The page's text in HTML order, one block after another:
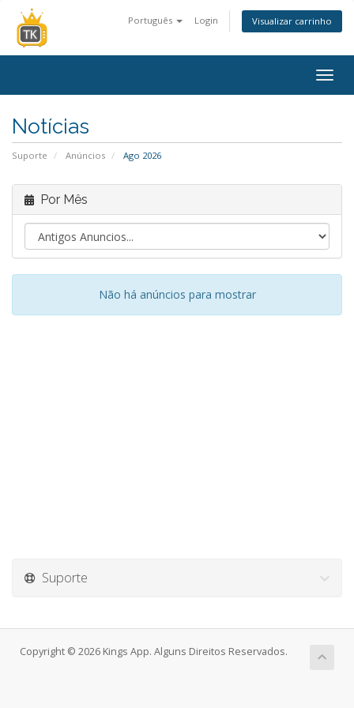
Português Login Visualizar carrinho
Notícias
Suporte Anúncios Ago 2026
Por Mês
Não há anúncios para mostrar
Suporte
Copyright © 2026 Kings App. Alguns Direitos Reservados.